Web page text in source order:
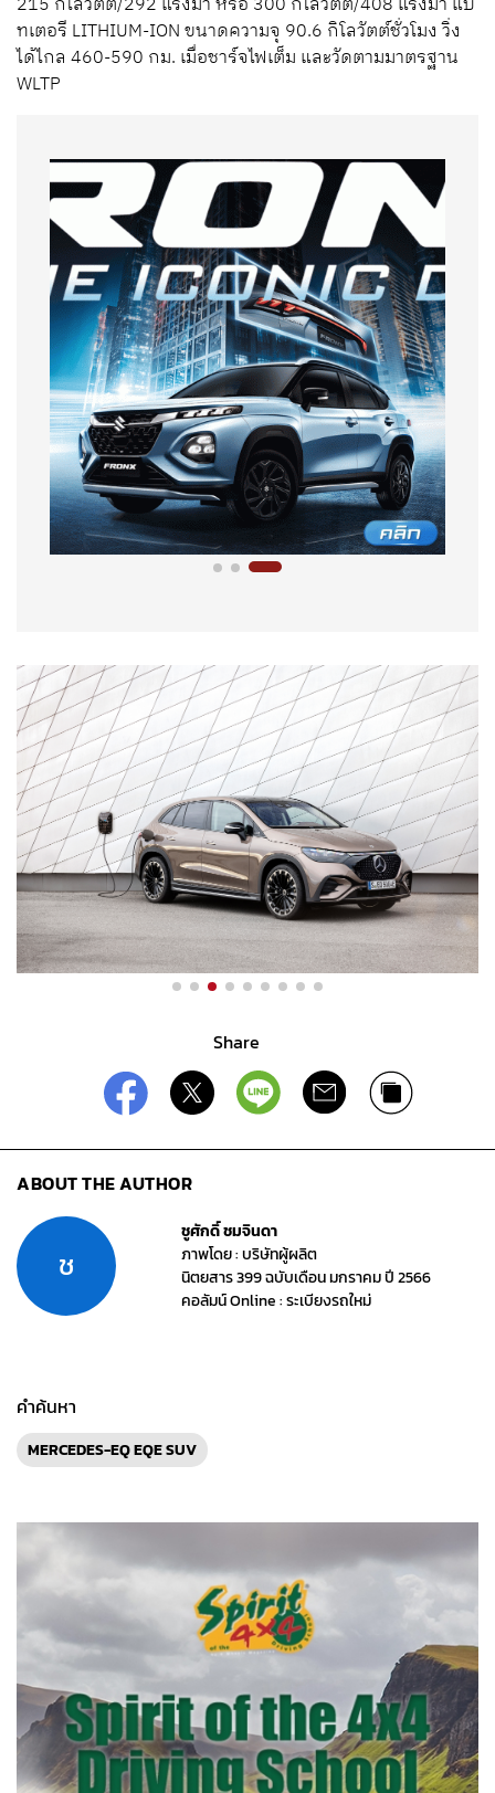
ทเตอรี LITHIUM-ION ขนาดความจุ 90.6 กิโลวัตต์ชั่วโมง วิ่ง
ได้ไกล 460-590 กม. เมื่อชาร์จไฟเต็ม และวัดตามมาตรฐาน
WLTP
Share
ABOUT THE AUTHOR
ช
ชูศักดิ์ ชมจินดา
ภาพโดย : บริษัทผู้ผลิต
นิตยสาร 399 ฉบับเดือน มกราคม ปี 2566
คอลัมน์ Online : ระเบียงรถใหม่
คำค้นหา
MERCEDES-EQ EQE SUV